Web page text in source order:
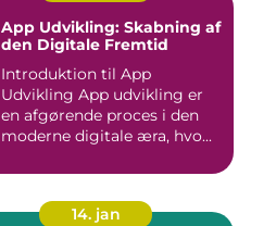
App Udvikling: Skabning af
den Digitale Fremtid
Introduktion til App
Udvikling App udvikling er
en afgørende proces i den
moderne digitale æra, hvo...
14. jan